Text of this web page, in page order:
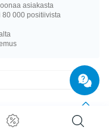
asiakasta
80 000 positiivista
pituudessa 16 mm.